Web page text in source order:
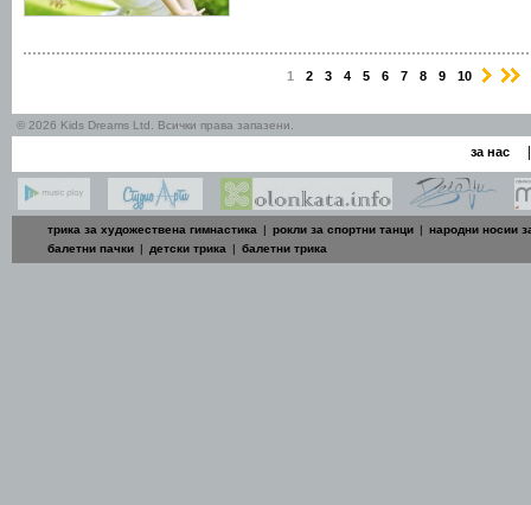
1 2 3 4 5 6 7 8 9 10 ›
© 2026 Kids Dreams Ltd. Всички права запазени.
за нас
трика за художествена гимнастика | рокли за спортни танци | народни носии
балетни пачки | детски трика | балетни трика